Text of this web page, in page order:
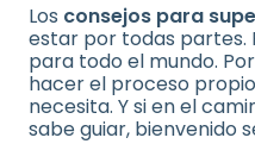
Los consejos para
estar por todas partes.
para todo el mundo.
hacer el proceso
necesita. Y si en el
sabe guiar, bienvenido